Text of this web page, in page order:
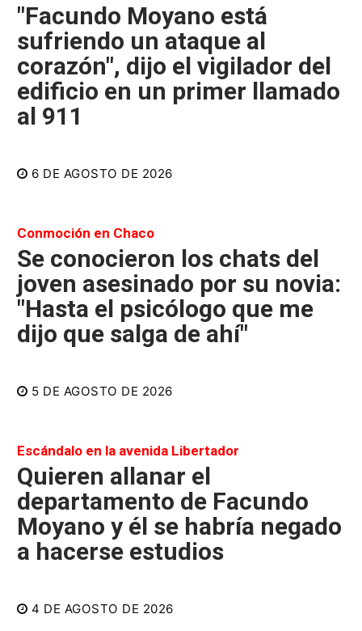
"Facundo Moyano está
sufriendo un ataque al
corazón", dijo el vigilador del
edificio en un primer llamado
al 911
6 DE AGOSTO DE 2026
Conmoción en Chaco
Se conocieron los chats del
joven asesinado por su novia:
"Hasta el psicólogo que me
dijo que salga de ahí"
5 DE AGOSTO DE 2026
Escándalo en la avenida Libertador
Quieren allanar el
departamento de Facundo
Moyano y él se habría negado
a hacerse estudios
4 DE AGOSTO DE 2026